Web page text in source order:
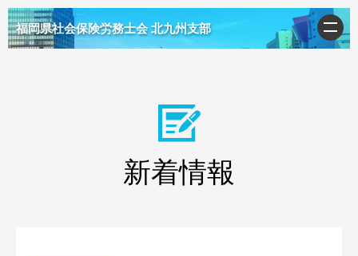
福岡県社会保険労務士会 北九州支部
新着情報